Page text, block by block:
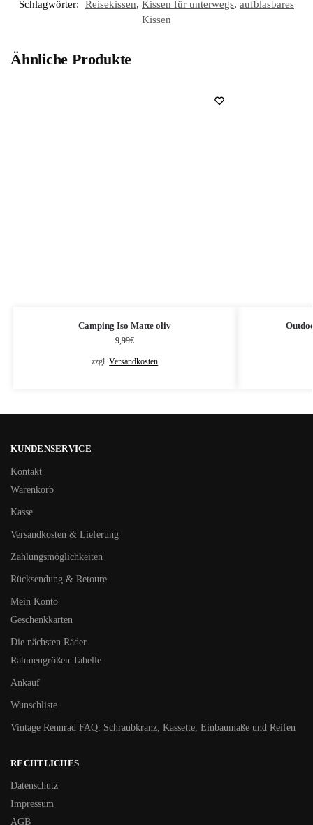
Schlagwörter:
Reisekissen, Kissen für unterwegs, aufblasbares
Kissen
Ähnliche Produkte
Camping Iso Matte oliv
9,99€
zzgl.Versandkosten
KUNDENSERVICE
Kontakt
Warenkorb
Kasse
Versandkosten & Lieferung
Zahlungsmöglichkeiten
Rücksendung & Retoure
Mein Konto
Geschenkkarten
Die nächsten Räder
Rahmengrößen Tabelle
Ankauf
Wunschliste
Vintage Rennrad FAQ: Schraubkranz, Kassette, Einbaumaße und Reifen
RECHTLICHES
Datenschutz
Impressum
AGB